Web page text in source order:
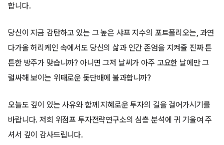
합니다.
당신이 지금 감탄하고 있는 그 높은 샤프 지수의 포트폴리오는, 과연
다가올 허리케인 속에서도 당신의 삶과 인간 존엄을 지켜줄 진짜 튼
튼한 방주가 맞습니까? 아니면 그저 날씨가 아주 고요한 날에만 그
럴싸해 보이는 위태로운 돛단배에 불과합니까?
오늘도 깊이 있는 사유와 함께 지혜로운 투자의 길을 걸어가시기를
바랍니다. 저희 위점프 투자전략연구소의 심층 분석에 귀 기울여 주
셔서 깊이 감사드립니다.